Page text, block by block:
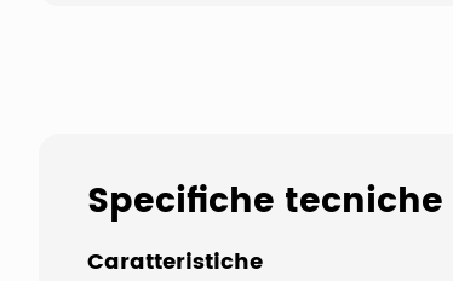
Specifiche tecniche
Caratteristiche